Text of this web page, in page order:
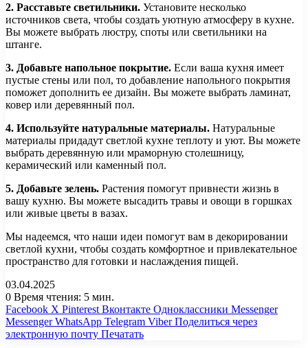
2. Расставьте светильники. Установите несколько
источников света, чтобы создать уютную атмосферу в кухне.
Вы можете выбрать люстру, споты или светильники на
штанге.
3. Добавьте напольное покрытие. Если ваша кухня имеет
пустые стены или пол, то добавление напольного покрытия
поможет дополнить ее дизайн. Вы можете выбрать ламинат,
ковер или деревянный пол.
4. Используйте натуральные материалы. Натуральные
материалы придадут светлой кухне теплоту и уют. Вы можете
выбрать деревянную или мраморную столешницу,
керамический или каменный пол.
5. Добавьте зелень. Растения помогут привнести жизнь в
вашу кухню. Вы можете высадить травы и овощи в горшках
или живые цветы в вазах.
Мы надеемся, что наши идеи помогут вам в декорировании
светлой кухни, чтобы создать комфортное и привлекательное
пространство для готовки и наслаждения пищей.
03.04.2025
0 Время чтения: 5 мин.
Facebook X Pinterest Вконтакте Одноклассники Messenger
Messenger WhatsApp Telegram Viber Поделиться через
электронную почту Печатать